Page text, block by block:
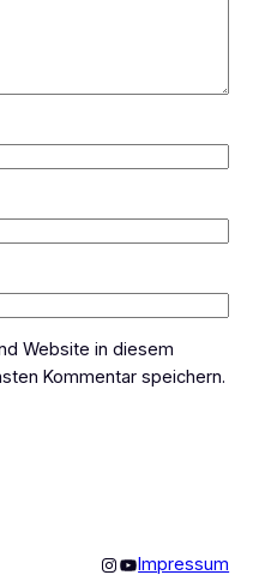
Website in diesem
Kommentar speichern.
Instagram
YouTube
Impressum